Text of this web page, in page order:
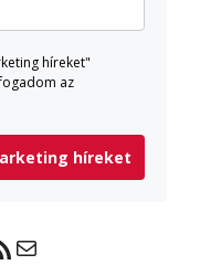
híreket"
az
híreket
Feed
Mail